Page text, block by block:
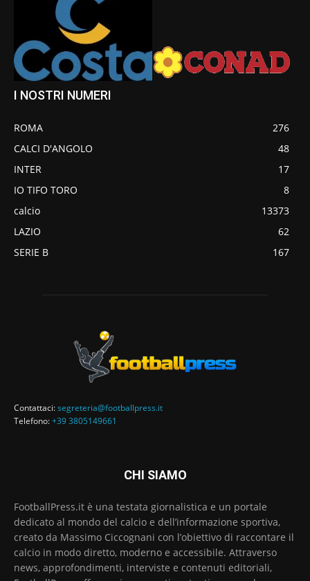
I NOSTRI NUMERI
ROMA
276
CALCI D'ANGOLO
48
INTER
17
IO TIFO TORO
8
calcio
13373
LAZIO
62
SERIE B
167
Contattaci:segreteria@footballpress.it
Telefono:+39 3805149661
CHI SIAMO
FootballPress.it è una testata giornalistica e un portale
dedicato al mondo del calcio e dell’informazione sportiva,
creato da Massimo Ciccognani con l’obiettivo di raccontare il
calcio in modo diretto, moderno e accessibile. Attraverso
news, approfondimenti, interviste e contenuti editoriali,